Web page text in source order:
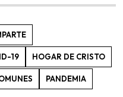
19 HOGAR DE CRISTO
PANDEMIA